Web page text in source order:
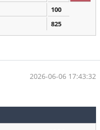
100
825
2026-06-06 17:43:32